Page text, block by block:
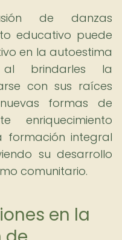
de danzas
educativo puede
en la autoestima
brindarles la
con sus raíces
formas de
enriquecimiento
formación integral
su desarrollo
comunitario.
en la